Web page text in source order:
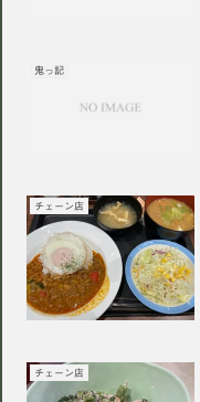
鬼っ記
チェーン店
チェーン店